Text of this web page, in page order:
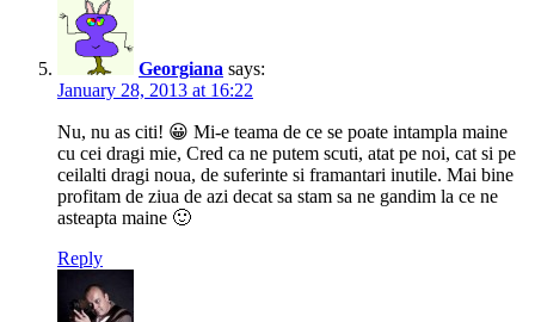
Georgiana says:
January 28, 2013 at 16:22
Nu, nu as citi! 😀 Mi-e teama de ce se poate intampla maine
cu cei dragi mie, Cred ca ne putem scuti, atat pe noi, cat si pe
ceilalti dragi noua, de suferinte si framantari inutile. Mai bine
profitam de ziua de azi decat sa stam sa ne gandim la ce ne
asteapta maine 🙂
Reply